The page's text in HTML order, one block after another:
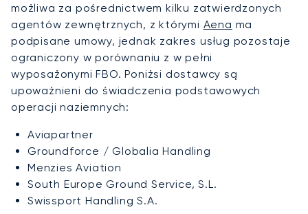
możliwa za pośrednictwem kilku zatwierdzonych
agentów zewnętrznych, z którymi Aena ma
podpisane umowy, jednak zakres usług pozostaje
ograniczony w porównaniu z w pełni
wyposażonymi FBO. Poniżsi dostawcy są
upoważnieni do świadczenia podstawowych
operacji naziemnych:
Aviapartner
Groundforce / Globalia Handling
Menzies Aviation
South Europe Ground Service, S.L.
Swissport Handling S.A.